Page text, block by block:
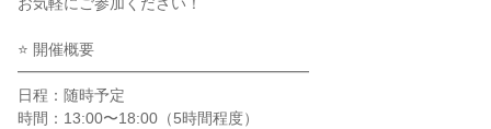
⭐ 開催概要
━━━━━━━━━━━━━━━━━━━
日程：随時予定
時間：13:00〜18:00（5時間程度）